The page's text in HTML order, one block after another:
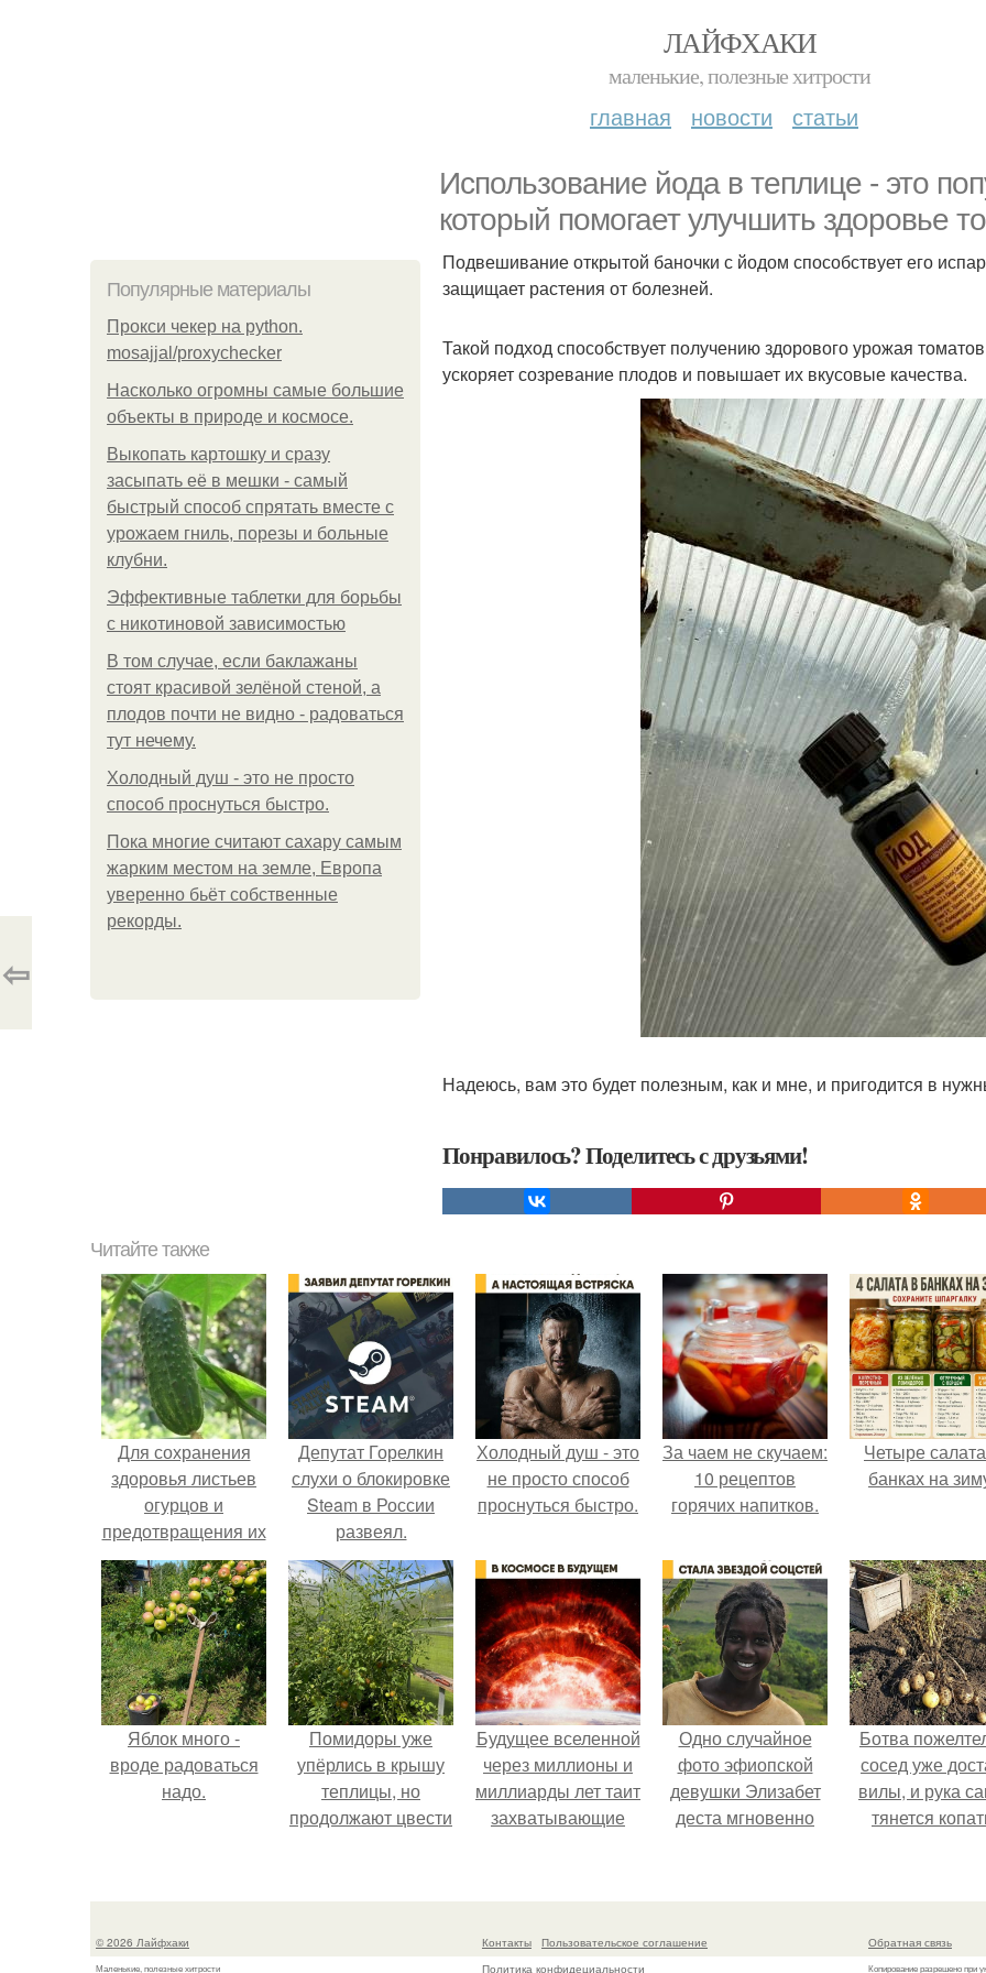
ЛАЙФХАКИ
маленькие, полезные хитрости
главная новости статьи
Использование йода в теплице - это
который помогает улучшить здоровье
Популярные материалы
Прокси чекер на python.
mosajjal/proxychecker
Насколько огромны самые большие
объекты в природе и космосе.
Выкопать картошку и сразу
засыпать её в мешки - самый
быстрый способ спрятать вместе с
урожаем гниль, порезы и больные
клубни.
Эффективные таблетки для борьбы
с никотиновой зависимостью
В том случае, если баклажаны
стоят красивой зелёной стеной, а
плодов почти не видно - радоваться
тут нечему.
Холодный душ - это не просто
способ проснуться быстро.
Пока многие считают сахару самым
жарким местом на земле, Европа
уверенно бьёт собственные
рекорды.
Подвешивание открытой баночки с йодом способствует его
защищает растения от болезней.
Такой подход способствует получению здорового урожая
ускоряет созревание плодов и повышает их вкусовые качества.
Надеюсь, вам это будет полезным, как и мне, и пригодится в
Понравилось? Поделитесь с друзьями!
⇦
Читайте также
Для сохранения
здоровья листьев
огурцов и
предотвращения их
желтения, вот
несколько
проверенных
рецептов:
Депутат Горелкин
слухи о блокировке
Steam в России
развеял.
Холодный душ - это
не просто способ
проснуться быстро.
За чаем не скучаем:
10 рецептов
горячих напитков.
Четыре
банках на
Яблок много -
вроде радоваться
надо.
Помидоры уже
упёрлись в крышу
теплицы, но
продолжают цвести
Будущее вселенной
через миллионы и
миллиарды лет таит
захватывающие
Одно случайное
фото эфиопской
девушки Элизабет
деста мгновенно
сделало её новой
Ботва
сосед уже
вилы, и рука
тянется
© 2026 Лайфхаки
Маленькие, полезные хитрости
Контакты
Пользовательское соглашение
Политика конфидециальности
Обратная связь
Копирование разрешено при